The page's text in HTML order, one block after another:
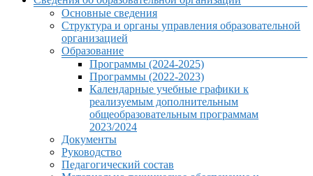
Основные сведения
Структура и органы управления образовательной
организацией
Образование
Программы (2024-2025)
Программы (2022-2023)
Календарные учебные графики к
реализуемым дополнительным
общеобразовательным программам
2023/2024
Документы
Руководство
Педагогический состав